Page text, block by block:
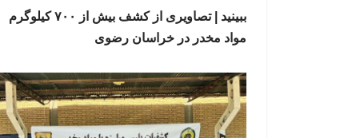
ببینید | تصاویری از کشف بیش از ۷۰۰ کیلوگرم
مواد مخدر در خراسان رضوی